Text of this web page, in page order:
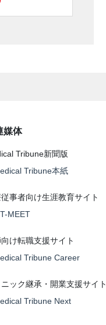
媒体
Tribune新聞版
Tribune本紙
事者向け生涯教育サイト
MEET
け転職支援サイト
Tribune Career
ック継承・開業支援サイト
Tribune Next